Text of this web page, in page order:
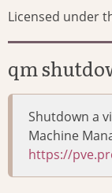
Licensed under
qm
Shutdown a
Machine
https://